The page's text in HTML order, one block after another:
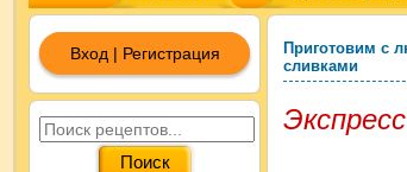
Приготовим с
сливками
Вход | Регистрация